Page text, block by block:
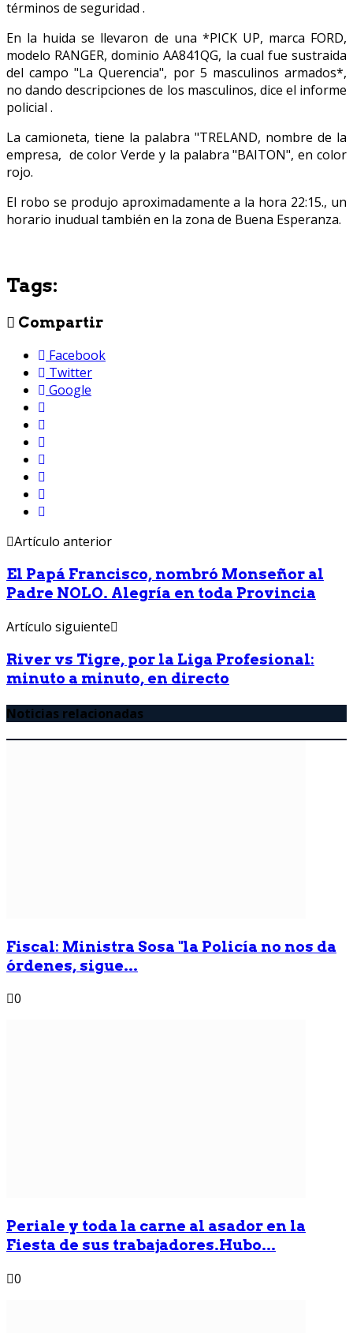
términos de seguridad .
En la huida se llevaron de una *PICK UP, marca FORD,
modelo RANGER, dominio AA841QG, la cual fue sustraida
del campo "La Querencia", por 5 masculinos armados*,
no dando descripciones de los masculinos, dice el informe
policial .
La camioneta, tiene la palabra "TRELAND, nombre de la
empresa, de color Verde y la palabra "BAITON", en color
rojo.
El robo se produjo aproximadamente a la hora 22:15., un
horario inudual también en la zona de Buena Esperanza.
Tags:
Compartir
Facebook
Twitter
Google
Artículo anterior
El Papá Francisco, nombró Monseñor al
Padre NOLO. Alegría en toda Provincia
Artículo siguiente
River vs Tigre, por la Liga Profesional:
minuto a minuto, en directo
Noticias relacionadas
Fiscal: Ministra Sosa "la Policía no nos da
órdenes, sigue...
0
Periale y toda la carne al asador en la
Fiesta de sus trabajadores.Hubo...
0